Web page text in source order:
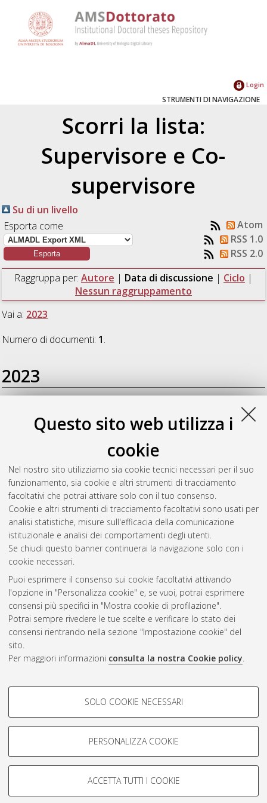
Questo sito web utilizza i
cookie
Nel nostro sito utilizziamo sia cookie tecnici necessari per il suo
funzionamento, sia cookie e altri strumenti di tracciamento
facoltativi che potrai attivare solo con il tuo consenso.
Cookie e altri strumenti di tracciamento facoltativi sono usati per
analisi statistiche, misure sull'efficacia della comunicazione
istituzionale e analisi dei comportamenti degli utenti.
Se chiudi questo banner continuerai la navigazione solo con i
cookie necessari.
Puoi esprimere il consenso sui cookie facoltativi attivando
l'opzione in "Personalizza cookie" e, se vuoi, potrai esprimere
consensi più specifici in "Mostra cookie di profilazione".
Potrai sempre rivedere le tue scelte e verificare lo stato dei
consensi rientrando nella sezione "Impostazione cookie" del
sito.
Per maggiori informazioni consulta la nostra Cookie policy.
COOKIE DI PROFILAZIONE -
Si tratta di cookie utilizzati per analizzare le caratteristiche della
navigazione degli utenti, creare profili in base al loro comportamento
Mostra cookie di profilazione
COOKIE TECNICI - NECESSARI
SOLO COOKIE NECESSARI
PERSONALIZZA COOKIE
ACCETTA TUTTI I COOKIE
Login
STRUMENTI DI NAVIGAZIONE
Scorri la lista:
Supervisore e Co-
supervisore
Su di un livello
Esporta come
Atom
RSS 1.0
RSS 2.0
Raggruppa per: Autore | Data di discussione | Ciclo |
Nessun raggruppamento
Vai a: 2023
Numero di documenti: 1.
2023
SPHERA, a new Italian convection-
permitting regional reanalysis: improving heavy-rainfall
representation and describing hail-prone environments,
[Dissertation thesis], Alma Mater Studiorum Università di
Bologna. Dottorato di ricerca inIl futuro della terra,
cambiamenti climatici e sfide sociali , 35 Ciclo. DOI
10.48676/unibo/amsdottorato/10948.
Questa lista e' stata generata il Thu Aug 6 20:45:07 2026
Atom
Rss 1.0
Rss 2.0
ISSN: 2038-7946
Impostazioni Cookie
Informativa sulla privacy
Condizioni d’uso del sito